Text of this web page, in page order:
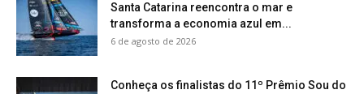
Santa Catarina reencontra o mar e
transforma a economia azul em...
6 de agosto de 2026
Conheça os finalistas do 11º Prêmio Sou do